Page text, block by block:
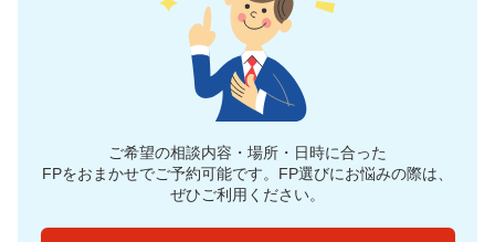
ご希望の相談内容・場所・日時に合った
FPをおまかせでご予約可能です。 FP選びにお悩みの際は、
ぜひご利用ください。